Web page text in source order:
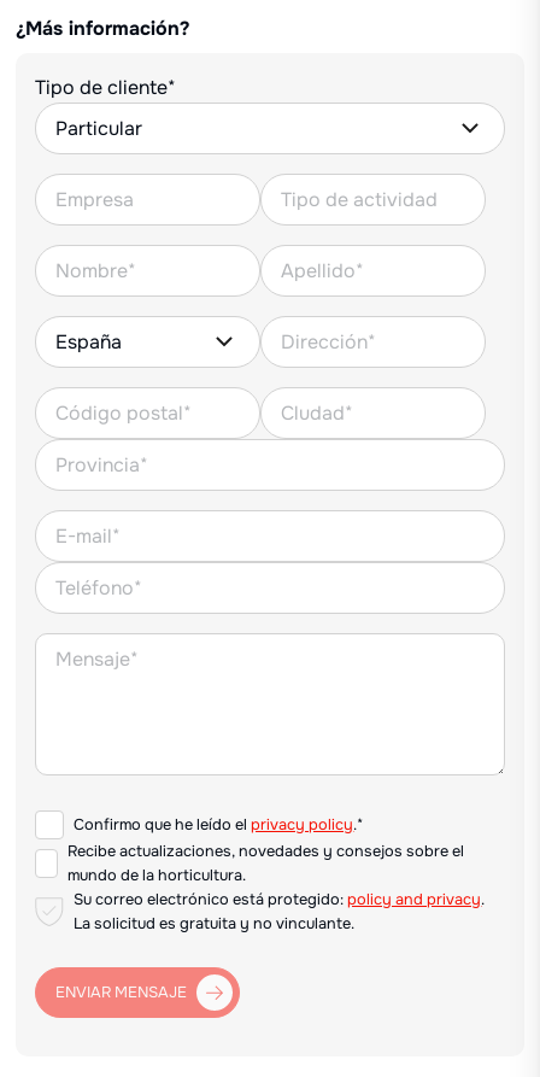
¿Más información?
Tipo de cliente*
Confirmo que he leído elprivacy policy.*
Recibe actualizaciones, novedades y consejos sobre el
mundo de la horticultura.
Su correo electrónico está protegido:policy and privacy.
La solicitud es gratuita y no vinculante.
ENVIAR MENSAJE